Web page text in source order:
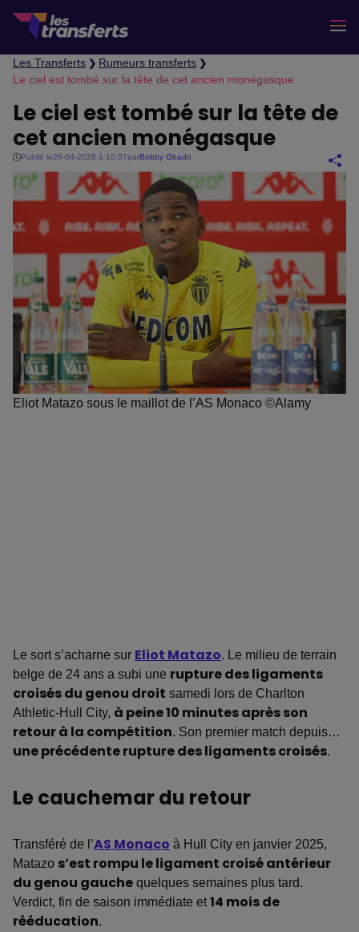
Les Transferts ❯ Rumeurs transferts ❯
Le ciel est tombé sur la tête de cet ancien monégasque
Le ciel est tombé sur la tête de
cet ancien monégasque
Publié le28-04-2026 à 10:07parBobby Gbadri
Eliot Matazo sous le maillot de l’AS Monaco ©Alamy
Le sort s’acharne sur Eliot Matazo. Le milieu de terrain
belge de 24 ans a subi une rupture des ligaments
croisés du genou droit samedi lors de Charlton
Athletic-Hull City, à peine 10 minutes après son
retour à la compétition. Son premier match depuis…
une précédente rupture des ligaments croisés.
Le cauchemar du retour
Transféré de l’AS Monaco à Hull City en janvier 2025,
Matazo s’est rompu le ligament croisé antérieur
du genou gauchequelques semaines plus tard.
Verdict, fin de saison immédiate et14 mois de
rééducation.